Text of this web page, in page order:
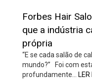
Forbes Hair
que a indústria
própria
“E se cada salão de
mundo?” Foi com
profundamente…